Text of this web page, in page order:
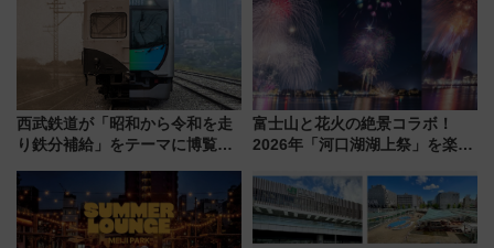
西武鉄道が「昭和から令和を走
り鉄分補給」をテーマに博覧会
14日から 新車両「トキイロ」体
験ブースも アクセスや申込方法
を解説
富士山と花火の絶景コラボ！
2026年「河口湖湖上祭」を楽し
ススメ